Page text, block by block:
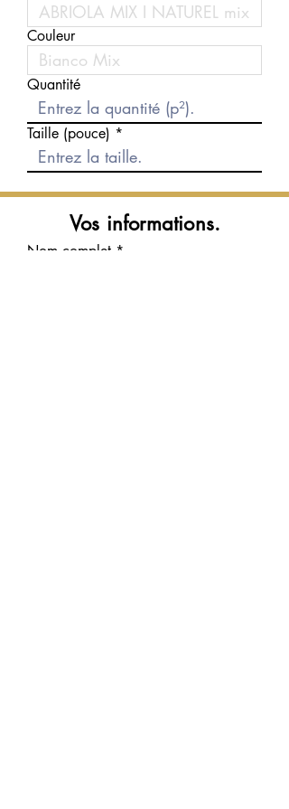
Couleur
Quantité
Taille (pouce)
Vos informations.
Nom complet